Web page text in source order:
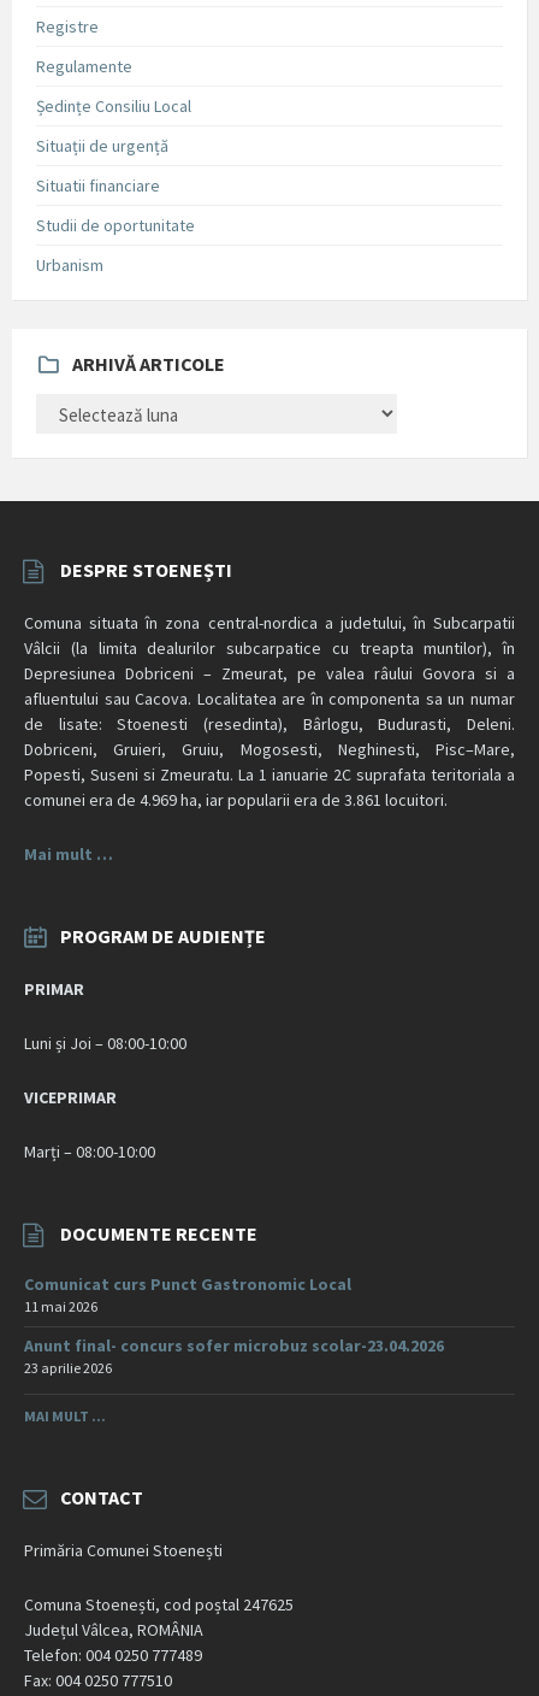
Registre
Regulamente
Ședințe Consiliu Local
Situații de urgență
Situatii financiare
Studii de oportunitate
Urbanism
ARHIVĂ ARTICOLE
ARTICOLE
DESPRE STOENEȘTI
Comuna situata în zona central-nordica a judetului, în Subcarpatii
Vâlcii (la limita dealurilor subcarpatice cu treapta muntilor), în
Depresiunea Dobriceni – Zmeurat, pe valea râului Govora si a
afluentului sau Cacova. Localitatea are în componenta sa un numar
de lisate: Stoenesti (resedinta), Bârlogu, Budurasti, Deleni.
Dobriceni, Gruieri, Gruiu, Mogosesti, Neghinesti, Pisc–Mare,
Popesti, Suseni si Zmeuratu. La 1 ianuarie 2C suprafata teritoriala a
comunei era de 4.969 ha, iar popularii era de 3.861 locuitori.
Mai mult …
PROGRAM DE AUDIENȚE
PRIMAR
Luni și Joi – 08:00-10:00
VICEPRIMAR
Marți – 08:00-10:00
DOCUMENTE RECENTE
Comunicat curs Punct Gastronomic Local
11 mai 2026
Anunt final- concurs sofer microbuz scolar-23.04.2026
23 aprilie 2026
MAI MULT ...
CONTACT
Primăria Comunei Stoenești
Comuna Stoenești, cod poștal 247625
Județul Vâlcea, ROMÂNIA
Telefon: 004 0250 777489
Fax: 004 0250 777510